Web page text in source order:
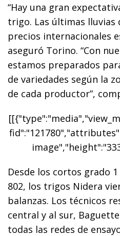
“Hay una gran
trigo. Las últimas lluvias
precios internacionales
aseguró Torino. “Con
estamos preparados
de variedades según la
de cada productor”,
Desde los cortos grado
802, los trigos Nidera
balanzas. Los técnicos
central y al sur,
todas las redes de